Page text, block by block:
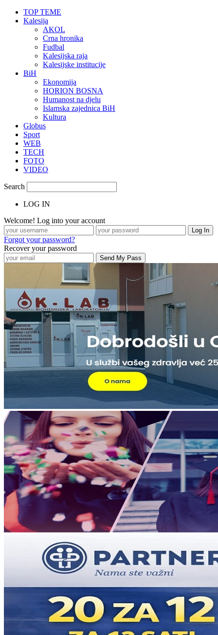
TOP TEME
Kalesija
AKOL
Crna hronika
Fudbal
Kalesijska raja
Kalesijske institucije
BiH
Ekonomija
HORION BOSNA
Humanost na djelu
Islamska zajednica BiH
Kultura
Globus
Sport
WEB
TECH
FOTO
VIDEO
Search
LOG IN
Welcome! Log into your account
Forgot your password?
Recover your password